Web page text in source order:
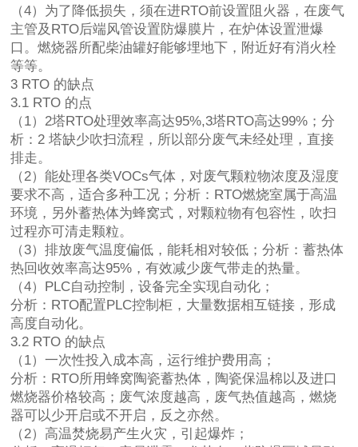
（4）为了降低损失，须在进RTO前设置阻火器，在废气
主管及RTO后端风管设置防爆膜片，在炉体设置泄爆
口。燃烧器所配柴油罐好能够埋地下，附近好有消火栓
等等。
3 RTO 的缺点
3.1 RTO 的点
（1）2塔RTO处理效率高达95%,3塔RTO高达99%；分
析：2 塔缺少吹扫流程，所以部分废气未经处理，直接
排走。
（2）能处理各类VOCs气体，对废气颗粒物浓度及湿度
要求不高，适合多种工况；分析：RTO燃烧室属于高温
环境，另外蓄热体为蜂窝式，对颗粒物有包容性，吹扫
过程亦可清走颗粒。
（3）排放废气温度偏低，能耗相对较低；分析：蓄热体
热回收效率高达95%，有效减少废气带走的热量。
（4）PLC自动控制，设备完全实现自动化；
分析：RTO配置PLC控制柜，大量数据相互链接，形成
高度自动化。
3.2 RTO 的缺点
（1）一次性投入成本高，运行维护费用高；
分析：RTO所用蜂窝陶瓷蓄热体 ，陶瓷保温棉以及进口
燃烧器价格较高；废气浓度越高，废气热值越高，燃烧
器可以少开启或不开启，反之亦然。
（2）高温焚烧易产生火灾，引起爆炸；